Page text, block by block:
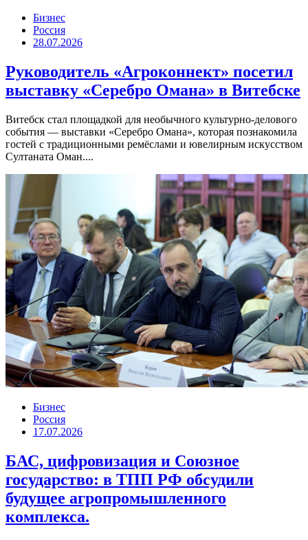
Бизнес
Россия
28.07.2026
Руководитель «Агроконнект» посетил
выставку «Серебро Омана» в Витебске
Витебск стал площадкой для необычного культурно-делового
события — выставки «Серебро Омана», которая познакомила
гостей с традиционными ремёслами и ювелирным искусством
Султаната Оман....
Бизнес
Россия
17.07.2026
БАС, цифровизация и Союзное
государство: в ТПП РФ обсудили
будущее агропромышленного
комплекса.